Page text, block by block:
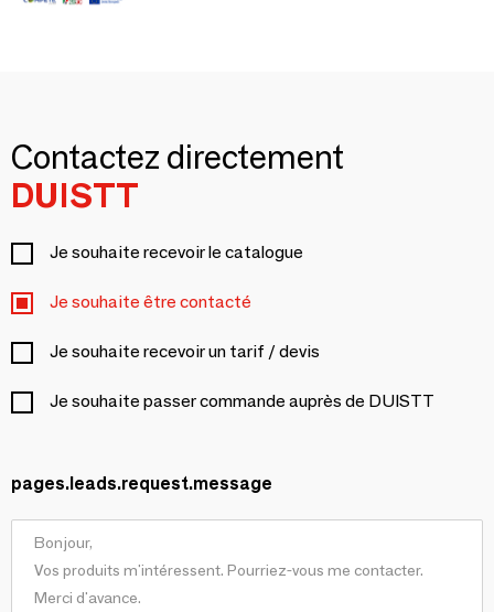
Contactez directement
DUISTT
Je souhaite recevoir le catalogue
Je souhaite être contacté
Je souhaite recevoir un tarif / devis
Je souhaite passer commande auprès de DUISTT
pages.leads.request.message